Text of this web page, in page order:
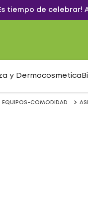
tiempo de
y Dermocosmetica
EQUIPOS-COMODIDAD